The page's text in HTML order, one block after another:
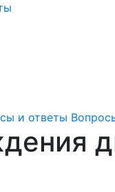
и ответы